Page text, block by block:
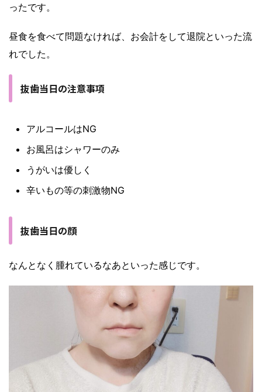
ったです。
昼食を食べて問題なければ、お会計をして退院といった流
れでした。
抜歯当日の注意事項
アルコールはNG
お風呂はシャワーのみ
うがいは優しく
辛いもの等の刺激物NG
抜歯当日の顔
なんとなく腫れているなあといった感じです。